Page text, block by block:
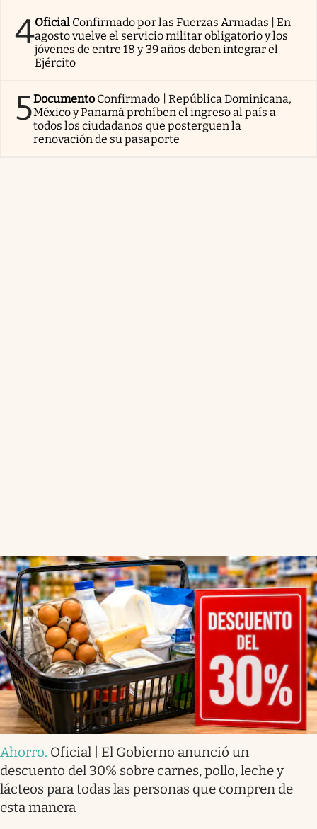
4Oficial Confirmado por las Fuerzas Armadas | En
agosto vuelve el servicio militar obligatorio y los
jóvenes de entre 18 y 39 años deben integrar el
Ejército
5Documento Confirmado | República Dominicana,
México y Panamá prohíben el ingreso al país a
todos los ciudadanos que posterguen la
renovación de su pasaporte
Ahorro. Oficial | El Gobierno anunció un
descuento del 30% sobre carnes, pollo, leche y
lácteos para todas las personas que compren de
esta manera